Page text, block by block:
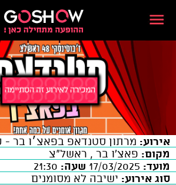
אירוע: מרתון סטנדאפ בפאצ׳ו בר -
מקום: פאצ'ו בר , ראשל"צ
מועד:
שעה:
סוג אירוע: ישיבה לא מסומנים